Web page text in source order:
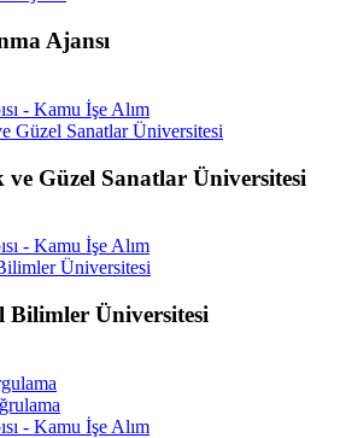
Ajansı
- Kamu İşe Alım
Güzel Sanatlar Üniversitesi
- Kamu İşe Alım
Bilimler Üniversitesi
- Kamu İşe Alım